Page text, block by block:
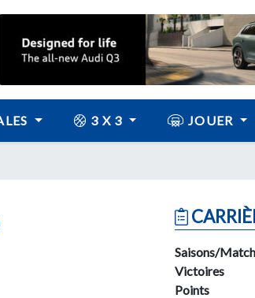
3 X 3 JOUER
Saisons/
Victoires
Points